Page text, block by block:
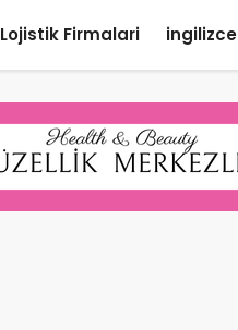
Lojistik Firmalari ingilizce